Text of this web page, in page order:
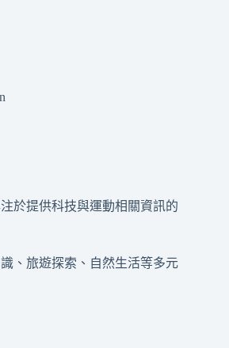
於提供科技與運動相關資訊的
、旅遊探索、自然生活等多元